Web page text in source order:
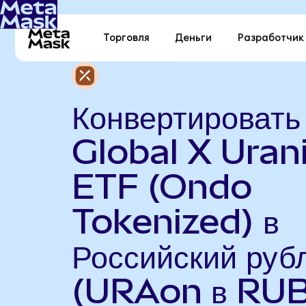
Торговля Деньги Разработчик
Конвертировать
Global X
ETF (Ondo
Tokenized) в
Российский
(URAon в